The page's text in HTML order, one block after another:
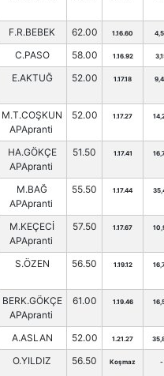
F.R.BEBEK 62.00 1.16.60
C.PASO 58.00 1.16.92
E.AKTUĞ 52.00 1.17.18
M.T.COŞKUN
APApranti
52.00 1.17.27
HA.GÖKÇE
APApranti
51.50 1.17.41
M.BAĞ
APApranti
55.50 1.17.44
M.KEÇECİ
APApranti
57.50 1.17.67
S.ÖZEN 56.50 1.19.12
BERK.GÖKÇE
APApranti
61.00 1.19.46
A.ASLAN 52.00 1.21.27
O.YILDIZ 56.50 Koşmaz -